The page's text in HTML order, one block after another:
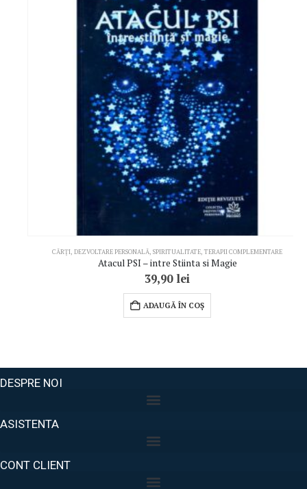
CĂRȚI,DEZVOLTARE PERSONALĂ,SPIRITUALITATE,TERAPII COMPLEMENTARE
Atacul PSI – intre Stiinta si Magie
39,90lei
ADAUGĂ ÎN COȘ
DESPRE NOI
ASISTENTA
CONT CLIENT